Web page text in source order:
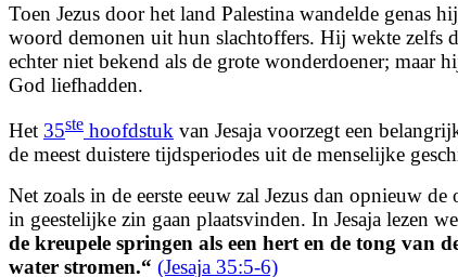
Toen Jezus door het land Palestina wandelde genas
woord demonen uit hun slachtoffers. Hij wekte zelfs
echter niet bekend als de grote wonderdoener; maar
God liefhadden.
Het 35ste hoofdstuk van Jesaja voorzegt een
de meest duistere tijdsperiodes uit de menselijke
Net zoals in de eerste eeuw zal Jezus dan opnieuw
in geestelijke zin gaan plaatsvinden. In Jesaja lezen
de kreupele springen als een hert en de tong van
water stromen.“ (Jesaja 35:5-6)